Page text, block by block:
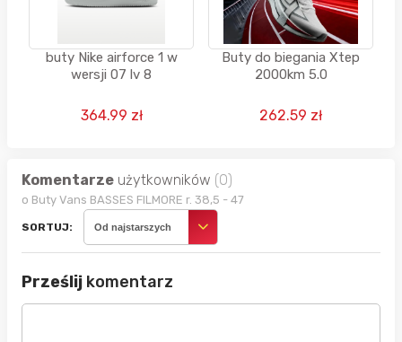
buty Nike airforce 1 w
wersji 07 lv 8
364.99 zł
Buty do biegania Xtep
2000km 5.0
262.59 zł
Komentarze użytkowników (0)
o Buty Vans BASSES FILMORE r. 38,5 - 47
SORTUJ: Od najstarszych
Prześlij komentarz